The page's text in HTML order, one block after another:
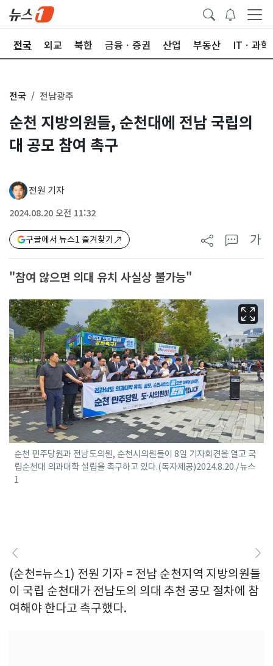
전국 외교 북한 금융ㆍ증권 산업 부동산 ITㆍ과학
전국 전남광주
순천 지방의원들, 순천대에 전남 국립의
대 공모 참여 촉구
전원 기자
2024.08.20 오전 11:32
구글에서 뉴스1 즐겨찾기 가
"참여 않으면 의대 유치 사실상 불가능"
순천 민주당원과 전남도의원, 순천시의원들이 8일 기자회견을 열고 국
립순천대 의과대학 설립을 촉구하고 있다.(독자제공)2024.8.20./뉴스
1
(순천=뉴스1) 전원 기자 = 전남 순천지역 지방의원들
이 국립 순천대가 전남도의 의대 추천 공모 절차에 참
여해야 한다고 촉구했다.